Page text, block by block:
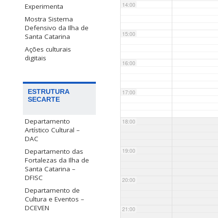
Experimenta
Mostra Sistema
Defensivo da Ilha de
Santa Catarina
Ações culturais
digitais
ESTRUTURA
SECARTE
Departamento
Artístico Cultural –
DAC
Departamento das
Fortalezas da Ilha de
Santa Catarina –
DFISC
Departamento de
Cultura e Eventos –
DCEVEN
14:00
15:00
16:00
17:00
18:00
19:00
20:00
21:00